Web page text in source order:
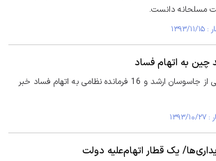
مسلحانه دانست.
به اتهام فساد
دولت چین از دستگیری یکی از جاسوسان ارشد و 16 فرمانده نظامی به اتهام فساد خبر
يک قطار اتهام‌عليه دولت